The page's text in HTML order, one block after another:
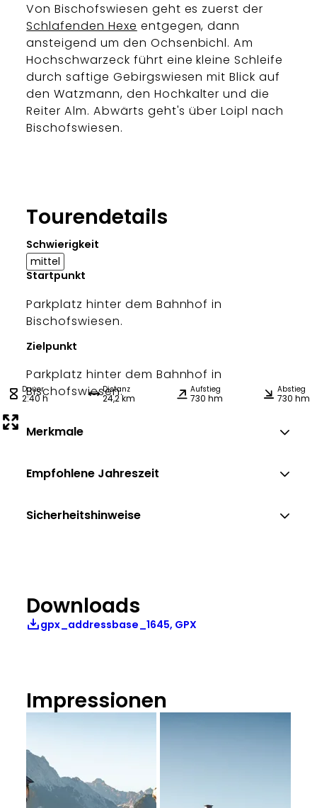
Von Bischofswiesen geht es zuerst der
Schlafenden Hexe entgegen, dann
ansteigend um den Ochsenbichl. Am
Hochschwarzeck führt eine kleine Schleife
durch saftige Gebirgswiesen mit Blick auf
den Watzmann, den Hochkalter und die
Reiter Alm. Abwärts geht's über Loipl nach
Bischofswiesen.
Tourendetails
Schwierigkeit
mittel
Startpunkt
Parkplatz hinter dem Bahnhof in
Bischofswiesen.
Zielpunkt
Parkplatz hinter dem Bahnhof in
Bischofswiesen.
Dauer
2:40 h
Distanz
24,2 km
Aufstieg
730 hm
Abstieg
730 hm
Merkmale
Empfohlene Jahreszeit
Sicherheitshinweise
Downloads
gpx_addressbase_1645, GPX
Impressionen